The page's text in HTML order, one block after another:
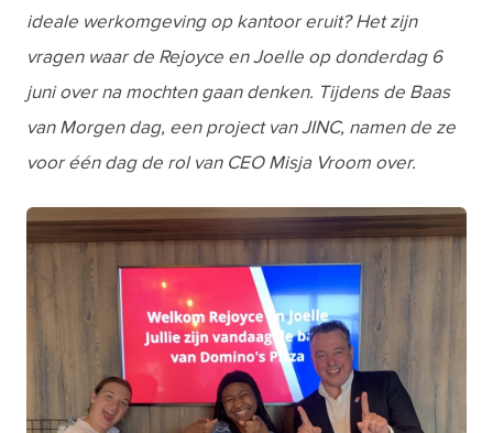
ideale werkomgeving op kantoor eruit? Het zijn
vragen waar de Rejoyce en Joelle op donderdag 6
juni over na mochten gaan denken. Tijdens de Baas
van Morgen dag, een project van JINC, namen de ze
voor één dag de rol van CEO Misja Vroom over.